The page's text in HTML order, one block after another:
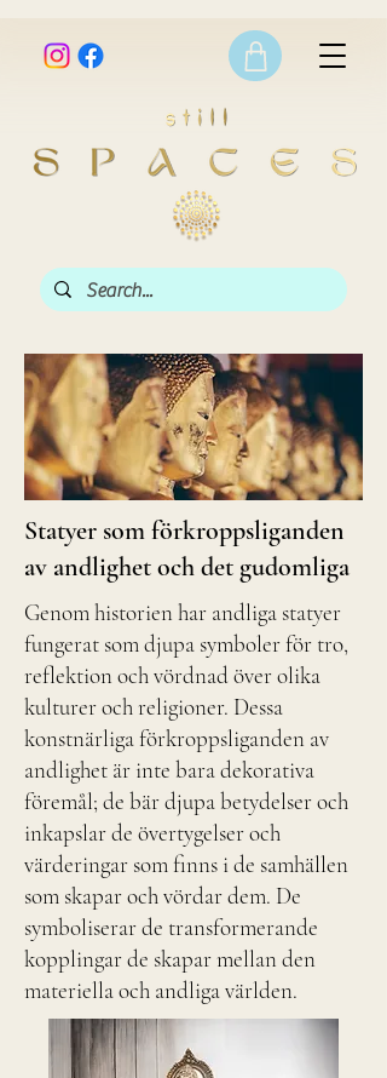
Statyer som förkroppsliganden
av andlighet och det gudomliga
Genom historien har andliga statyer
fungerat som djupa symboler för tro,
reflektion och vördnad över olika
kulturer och religioner. Dessa
konstnärliga förkroppsliganden av
andlighet är inte bara dekorativa
föremål; de bär djupa betydelser och
inkapslar de övertygelser och
värderingar som finns i de samhällen
som skapar och vördar dem. De
symboliserar de transformerande
kopplingar de skapar mellan den
materiella och andliga världen.